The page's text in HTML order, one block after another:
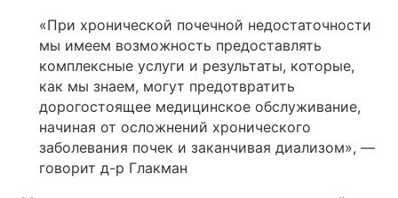
«При хронической почечной недостаточности
мы имеем возможность предоставлять
комплексные услуги и результаты, которые,
как мы знаем, могут предотвратить
дорогостоящее медицинское обслуживание,
начиная от осложнений хронического
заболевания почек и заканчивая диализом», —
говорит д-р Глакман